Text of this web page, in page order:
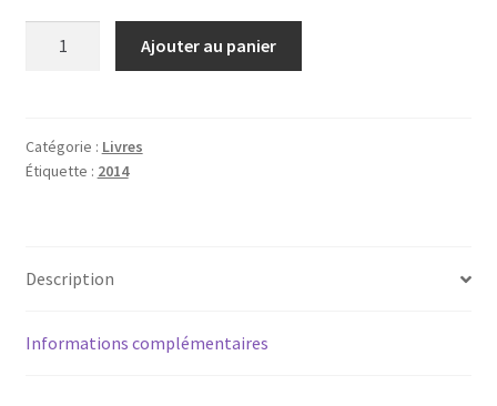
de
NABU
Ajouter au panier
Catégorie : Livres
Étiquette : 2014
Description
Informations complémentaires